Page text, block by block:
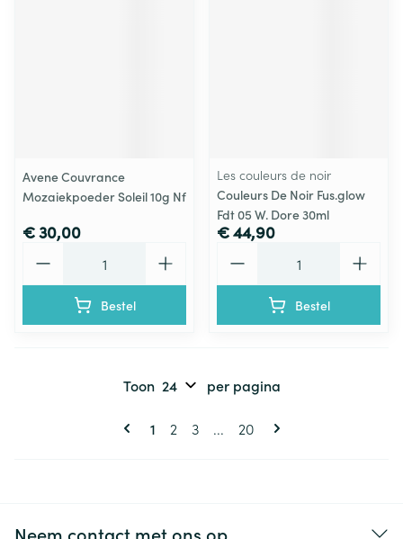
Avene Couvrance
Mozaiekpoeder Soleil 10g Nf
€ 30,00
Bestel
Les couleurs de noir
Couleurs De Noir Fus.glow
Fdt 05 W. Dore 30ml
€ 44,90
Bestel
Pagina's
U lees momenteel pagina
1 Pagina
2 Pagina
3 ... Pagina
20
Toon per pagina
Neem contact met ons op